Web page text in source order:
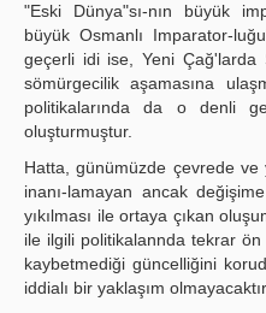
"Eski Dünya"sı-nın büyük
büyük Osmanlı Imparator-
geçerli idi ise, Yeni Çağ'larda
sömürgecilik aşamasına
politikalarında da o denli
oluşturmuştur.
Hatta, günümüzde çevrede
inanı-lamayan ancak
yıkılması ile ortaya çıkan
ile ilgili politikalannda tekrar
kaybetmediği güncelliğini
iddialı bir yaklaşım olmayacaktır.